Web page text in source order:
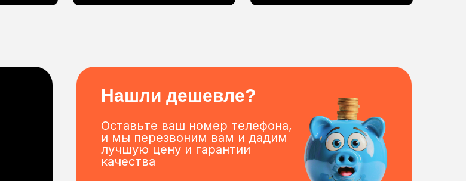
Нашли дешевле?
Оставьте ваш номер телефона,
и мы перезвоним вам и дадим
лучшую цену и гарантии
качества